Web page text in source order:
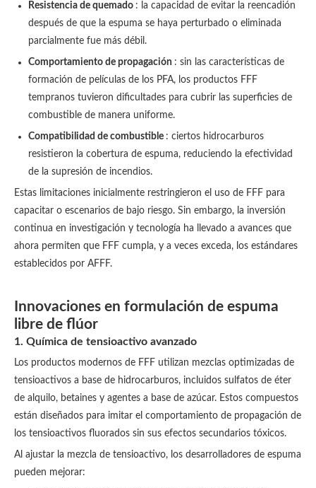
Resistencia de quemado : la capacidad de evitar la reencadión
después de que la espuma se haya perturbado o eliminada
parcialmente fue más débil.
Comportamiento de propagación : sin las características de
formación de películas de los PFA, los productos FFF
tempranos tuvieron dificultades para cubrir las superficies de
combustible de manera uniforme.
Compatibilidad de combustible : ciertos hidrocarburos
resistieron la cobertura de espuma, reduciendo la efectividad
de la supresión de incendios.
Estas limitaciones inicialmente restringieron el uso de FFF para
capacitar o escenarios de bajo riesgo. Sin embargo, la inversión
continua en investigación y tecnología ha llevado a avances que
ahora permiten que FFF cumpla, y a veces exceda, los estándares
establecidos por AFFF.
Innovaciones en formulación de espuma
libre de flúor
1. Química de tensioactivo avanzado
Los productos modernos de FFF utilizan mezclas optimizadas de
tensioactivos a base de hidrocarburos, incluidos sulfatos de éter
de alquilo, betaines y agentes a base de azúcar. Estos compuestos
están diseñados para imitar el comportamiento de propagación de
los tensioactivos fluorados sin sus efectos secundarios tóxicos.
Al ajustar la mezcla de tensioactivo, los desarrolladores de espuma
pueden mejorar: